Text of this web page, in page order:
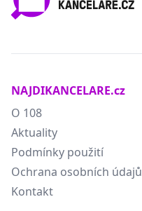
NAJDIKANCELARE.cz
O 108
Aktuality
Podmínky použití
Ochrana osobních údajů
Kontakt